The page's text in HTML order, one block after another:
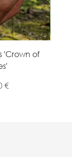
'Crown of
€